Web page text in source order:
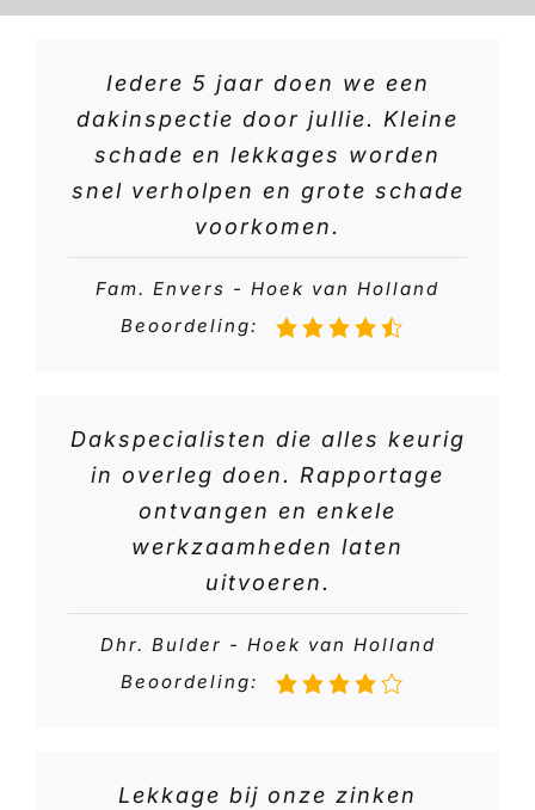
Iedere 5 jaar doen we een
dakinspectie door jullie. Kleine
schade en lekkages worden
snel verholpen en grote schade
voorkomen.
Fam. Envers - Hoek van Holland
Beoordeling:
Dakspecialisten die alles keurig
in overleg doen. Rapportage
ontvangen en enkele
werkzaamheden laten
uitvoeren.
Dhr. Bulder - Hoek van Holland
Beoordeling:
Lekkage bij onze zinken